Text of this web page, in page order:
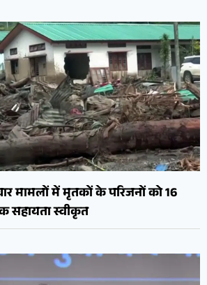
मामलों में मृतकों के परिजनों को 16
सहायता स्वीकृत